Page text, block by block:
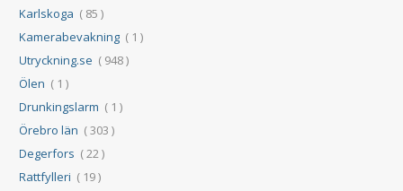
Karlskoga ( 85 )
Kamerabevakning ( 1 )
Utryckning.se ( 948 )
Ölen ( 1 )
Drunkingslarm ( 1 )
Örebro län ( 303 )
Degerfors ( 22 )
Rattfylleri ( 19 )